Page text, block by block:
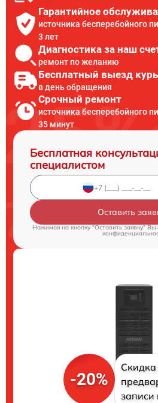
Гарантийное
источника бесперебойного
3 лет
Диагностика за наш
ремонт по желанию
Бесплатный выезд
в день обращения
Срочный ремонт
источника бесперебойного
35 минут
Бесплатная
специалистом
Оставить
Нажимая на кнопку "Оставить заявку" Вы
-20%
Скидка
записи